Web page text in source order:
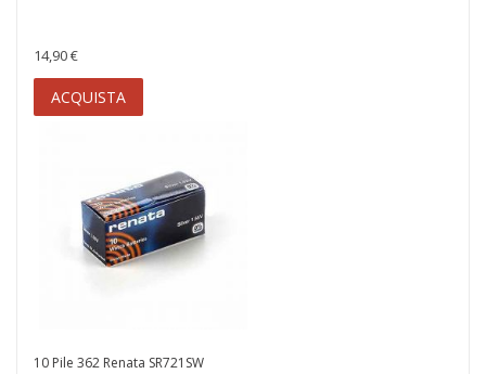
14,90 €
ACQUISTA
10 Pile 362 Renata SR721SW